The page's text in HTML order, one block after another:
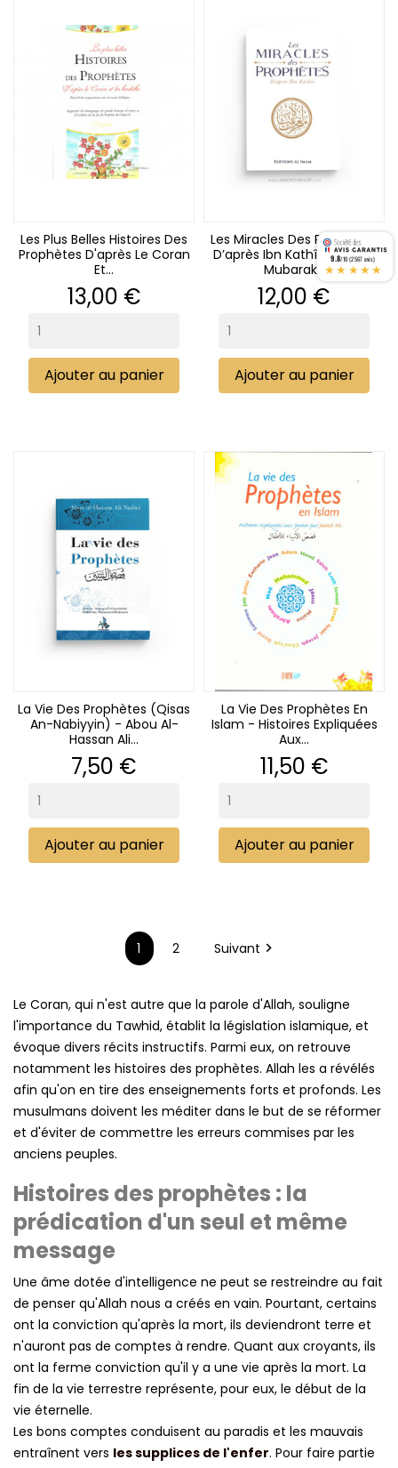
Les Plus Belles Histoires Des
Prophètes D'après Le Coran
Et...
Prix
13,00 €
Ajouter au panier
Les Miracles Des Prophètes
D’après Ibn Kathîr - Sayyid
Mubarak...
Prix
12,00 €
Ajouter au panier
La Vie Des Prophètes (Qisas
An-Nabiyyin) - Abou Al-
Hassan Ali...
Prix
7,50 €
Ajouter au panier
La Vie Des Prophètes En
Islam - Histoires Expliquées
Aux...
Prix
11,50 €
Ajouter au panier
1 2 Suivant 
Le Coran, qui n'est autre que la parole d'Allah, souligne
l'importance du Tawhid, établit la législation islamique, et
évoque divers récits instructifs. Parmi eux, on retrouve
notamment les histoires des prophètes. Allah les a révélés
afin qu'on en tire des enseignements forts et profonds. Les
musulmans doivent les méditer dans le but de se réformer
et d'éviter de commettre les erreurs commises par les
anciens peuples.
Histoires des prophètes : la
prédication d'un seul et même
message
Une âme dotée d'intelligence ne peut se restreindre au fait
de penser qu'Allah nous a créés en vain. Pourtant, certains
ont la conviction qu'après la mort, ils deviendront terre et
n'auront pas de comptes à rendre. Quant aux croyants, ils
ont la ferme conviction qu'il y a une vie après la mort. La
fin de la vie terrestre représente, pour eux, le début de la
vie éternelle.
Les bons comptes conduisent au paradis et les mauvais
entraînent vers les supplices de l'enfer. Pour faire partie
9.8/10 (2567 avis)
★★★★★